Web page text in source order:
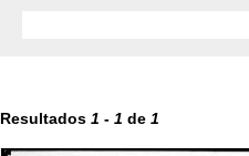
Resultados 1 - 1 de 1